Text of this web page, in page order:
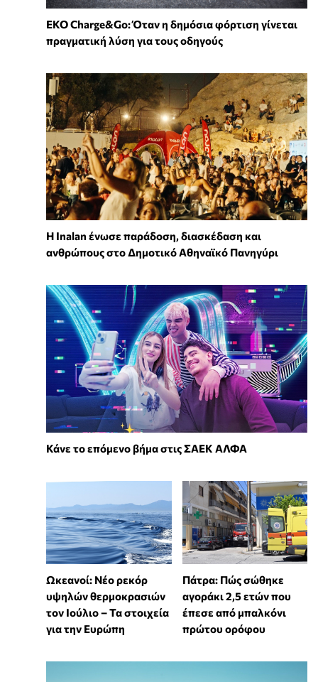
EKO Charge&Go: Όταν η δημόσια φόρτιση γίνεται
πραγματική λύση για τους οδηγούς
Η Inalan ένωσε παράδοση, διασκέδαση και
ανθρώπους στο Δημοτικό Αθηναϊκό Πανηγύρι
Κάνε το επόμενο βήμα στις ΣΑΕΚ ΑΛΦΑ
Ωκεανοί: Νέο ρεκόρ
υψηλών θερμοκρασιών
τον Ιούλιο – Τα στοιχεία
για την Ευρώπη
Πάτρα: Πώς σώθηκε
αγοράκι 2,5 ετών που
έπεσε από μπαλκόνι
πρώτου ορόφου